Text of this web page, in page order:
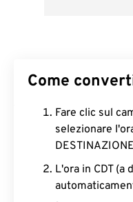
Come
Fare clic sul
selezionare
L'ora in CDT (a